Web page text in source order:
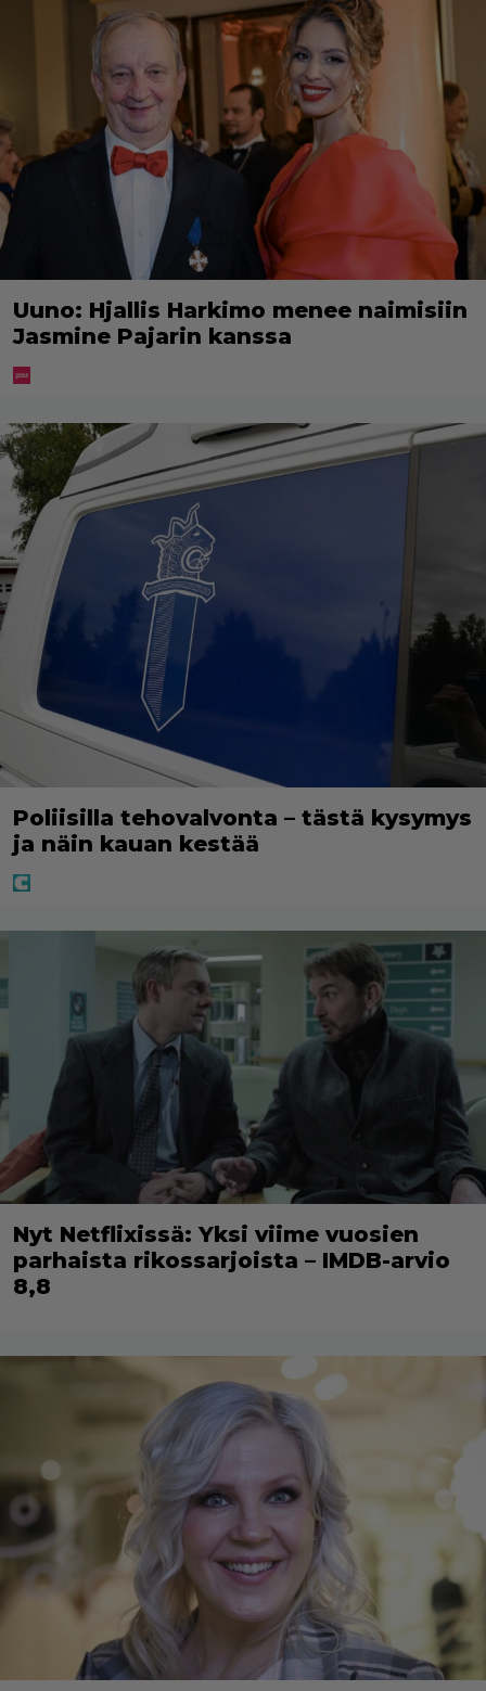
Uuno: Hjallis Harkimo menee naimisiin
Jasmine Pajarin kanssa
Poliisilla tehovalvonta – tästä kysymys
ja näin kauan kestää
Nyt Netflixissä: Yksi viime vuosien
parhaista rikossarjoista – IMDB-arvio
8,8